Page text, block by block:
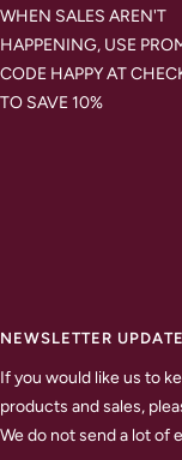
WHEN SALES AREN'T
HAPPENING, USE
CODE HAPPY AT
TO SAVE 10%
NEWSLETTER
If you would like us to
products and sales,
We do not send a lot of